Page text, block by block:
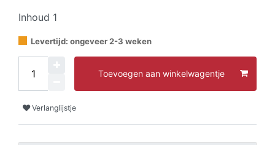
Inhoud 1
Levertijd: ongeveer 2-3 weken
Toevoegen aan winkelwagentje
Verlanglijstje